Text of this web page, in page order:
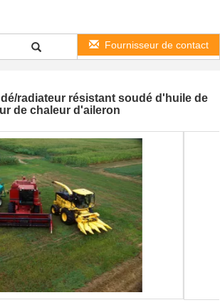
Fournisseur de contact
radiateur résistant soudé d'huile de
de chaleur d'aileron